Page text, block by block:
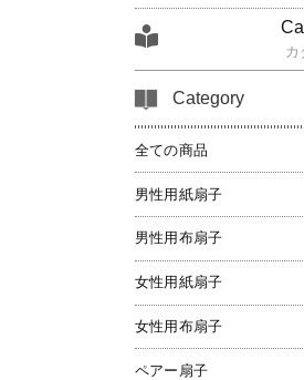
カ
Category
全ての商品
男性用紙扇子
男性用布扇子
女性用紙扇子
女性用布扇子
ペアー扇子